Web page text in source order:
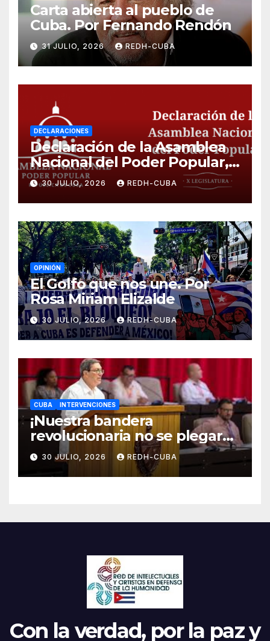
Carta abierta al pueblo de
Cuba. Por Fernando Rendón
31 JULIO, 2026 REDH-CUBA
DECLARACIONES
Declaración de la Asamblea
Nacional del Poder Popular,
¡Cesen el cerco energético y
el castigo colectivo al pueblo
cubano!
30 JULIO, 2026 REDH-CUBA
OPINIÓN
El Golfo que nos une. Por
Rosa Miriam Elizalde
30 JULIO, 2026 REDH-CUBA
CUBA INTERVENCIONES
¡Nuestra bandera
revolucionaria no se plegará
jamás! Por Bruno Rodríguez
Parrilla
30 JULIO, 2026 REDH-CUBA
Con la verdad, por la paz y